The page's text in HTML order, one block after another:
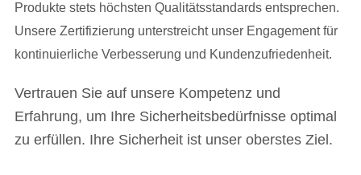
Produkte stets höchsten Qualitätsstandards entsprechen.
Unsere Zertifizierung unterstreicht unser Engagement für
kontinuierliche Verbesserung und Kundenzufriedenheit.
Vertrauen Sie auf unsere Kompetenz und
Erfahrung, um Ihre Sicherheitsbedürfnisse optimal
zu erfüllen. Ihre Sicherheit ist unser oberstes Ziel.